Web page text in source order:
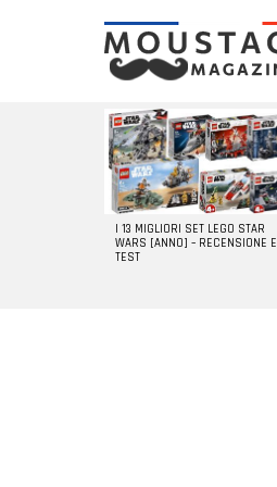
LATEST
STORIES
I 13 MIGLIORI SET LEGO STAR
WARS [ANNO] – RECENSIONE E
TEST